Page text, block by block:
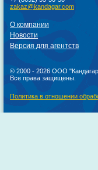
zakaz@kandagar.com
О компании
Новости
Версия для агентств
© 2000 - 2026 ООО
Все права защищены.
Политика в отношении